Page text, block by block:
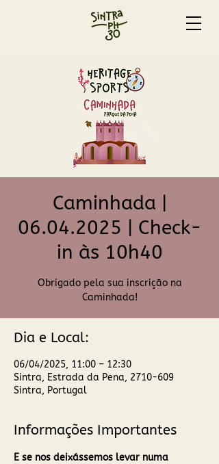
Caminhada |
06.04.2025 | Check-
in às 10h40
Obrigado pela sua inscrição na
Caminhada!
Dia e Local:
06/04/2025, 11:00 – 12:30
Sintra, Estrada da Pena, 2710-609
Sintra, Portugal
Informações Importantes
E se nos deixássemos levar numa